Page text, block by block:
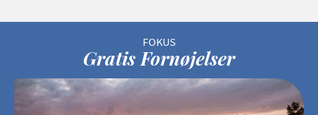
Gratis Fornøjelser